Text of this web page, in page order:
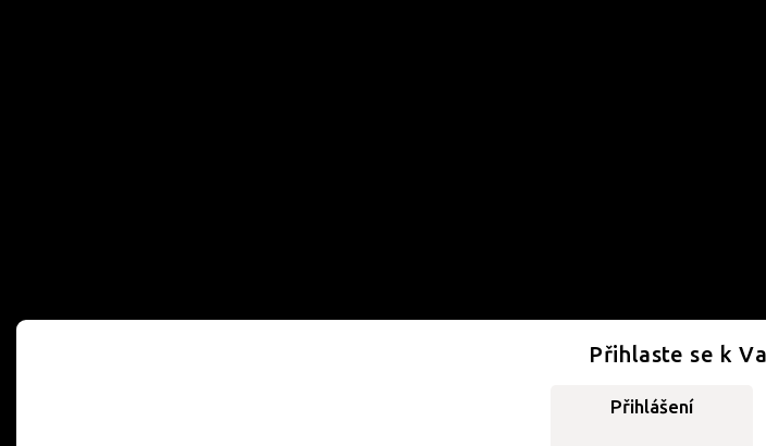
Přihlaste se k
Přihlášení